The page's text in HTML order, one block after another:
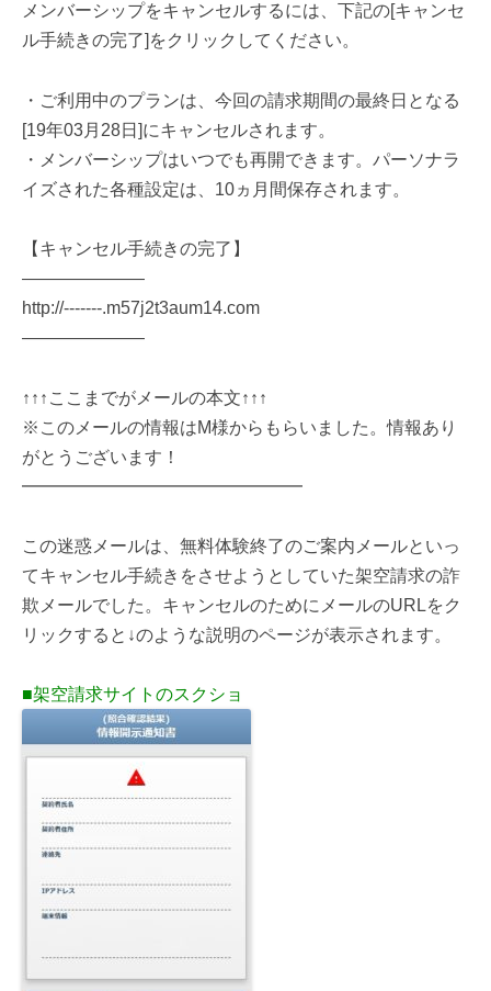
メンバーシップをキャンセルするには、下記の[キャンセ
ル手続きの完了]をクリックしてください。
・ご利用中のプランは、今回の請求期間の最終日となる
[19年03月28日]にキャンセルされます。
・メンバーシップはいつでも再開できます。パーソナラ
イズされた各種設定は、10ヵ月間保存されます。
【キャンセル手続きの完了】
―――――――
http://-------.m57j2t3aum14.com
―――――――
↑↑↑ここまでがメールの本文↑↑↑
※このメールの情報はM様からもらいました。情報あり
がとうございます！
━━━━━━━━━━━━━━━━
この迷惑メールは、無料体験終了のご案内メールといっ
てキャンセル手続きをさせようとしていた架空請求の詐
欺メールでした。キャンセルのためにメールのURLをク
リックすると↓のような説明のページが表示されます。
■架空請求サイトのスクショ